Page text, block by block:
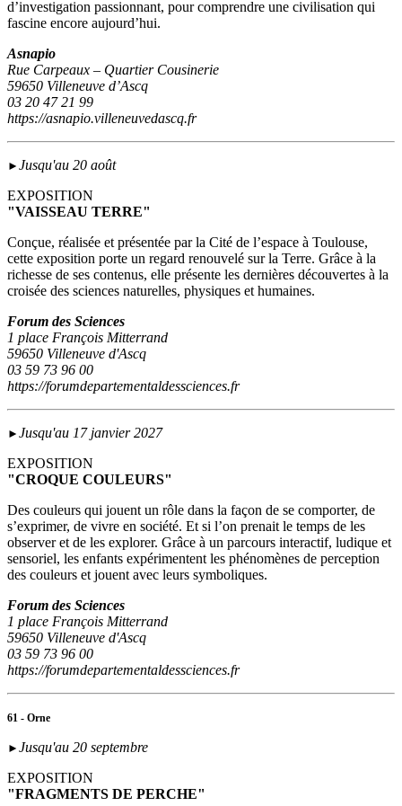
d’investigation passionnant, pour comprendre une civilisation qui
fascine encore aujourd’hui.
Asnapio
Rue Carpeaux – Quartier Cousinerie
59650 Villeneuve d’Ascq
03 20 47 21 99
https://asnapio.villeneuvedascq.fr
► Jusqu'au 20 août
EXPOSITION
"VAISSEAU TERRE"
Conçue, réalisée et présentée par la Cité de l’espace à Toulouse,
cette exposition porte un regard renouvelé sur la Terre. Grâce à la
richesse de ses contenus, elle présente les dernières découvertes à la
croisée des sciences naturelles, physiques et humaines.
Forum des Sciences
1 place François Mitterrand
59650 Villeneuve d'Ascq
03 59 73 96 00
https://forumdepartementaldessciences.fr
► Jusqu'au 17 janvier 2027
EXPOSITION
"CROQUE COULEURS"
Des couleurs qui jouent un rôle dans la façon de se comporter, de
s’exprimer, de vivre en société. Et si l’on prenait le temps de les
observer et de les explorer. Grâce à un parcours interactif, ludique et
sensoriel, les enfants expérimentent les phénomènes de perception
des couleurs et jouent avec leurs symboliques.
Forum des Sciences
1 place François Mitterrand
59650 Villeneuve d'Ascq
03 59 73 96 00
https://forumdepartementaldessciences.fr
61 - Orne
► Jusqu'au 20 septembre
EXPOSITION
"FRAGMENTS DE PERCHE"